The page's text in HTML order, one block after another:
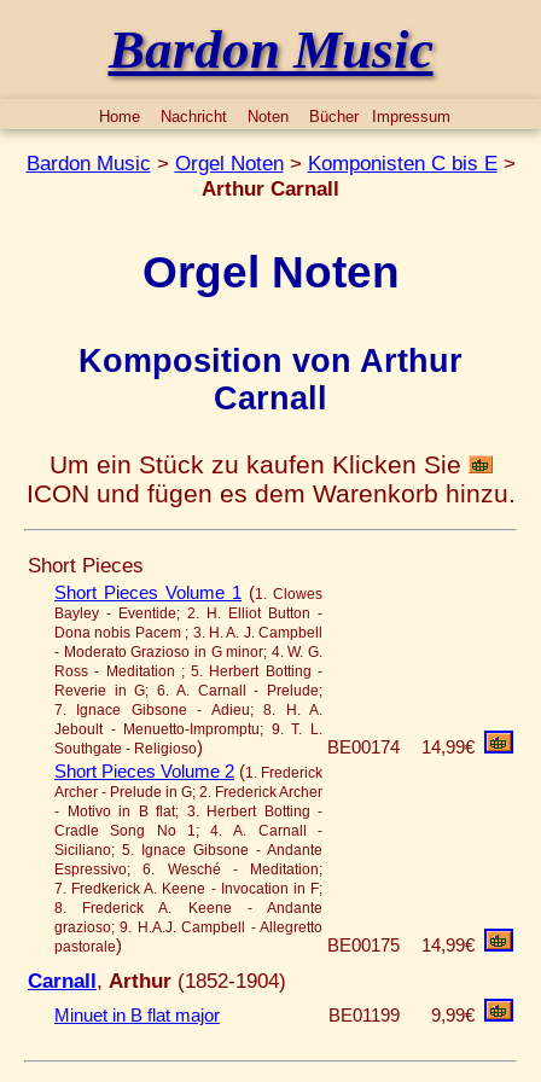
Bardon Music
Home Nachricht Noten Bücher Impressum
Bardon Music > Orgel Noten> Komponisten C bis E>
Arthur Carnall
Orgel Noten
Komposition von Arthur
Carnall
Um ein Stück zu kaufen Klicken Sie
ICON und fügen es dem Warenkorb hinzu.
Short Pieces
Short Pieces Volume 1 (1. Clowes
Bayley - Eventide; 2. H. Elliot Button -
Dona nobis Pacem ; 3. H. A. J. Campbell
- Moderato Grazioso in G minor; 4. W. G.
Ross - Meditation ; 5. Herbert Botting -
Reverie in G; 6. A. Carnall - Prelude;
7. Ignace Gibsone - Adieu; 8. H. A.
Jeboult - Menuetto-Impromptu; 9. T. L.
Southgate - Religioso) BE00174
14,99€
Short Pieces Volume 2 (1. Frederick
Archer - Prelude in G; 2. Frederick Archer
- Motivo in B flat; 3. Herbert Botting -
Cradle Song No 1; 4. A. Carnall -
Siciliano; 5. Ignace Gibsone - Andante
Espressivo; 6. Wesché - Meditation;
7. Fredkerick A. Keene - Invocation in F;
8. Frederick A. Keene - Andante
grazioso; 9. H.A.J. Campbell - Allegretto
pastorale) BE00175 14,99€
Carnall, Arthur (1852-1904)
Minuet in B flat major BE01199 9,99€